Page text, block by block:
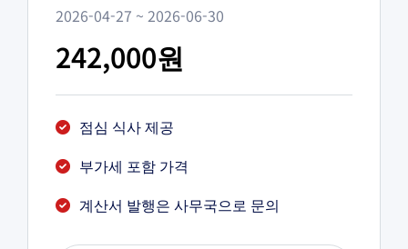
2026-04-27 ~ 2026-06-30
242,000원
점심 식사 제공
부가세 포함 가격
계산서 발행은 사무국으로 문의